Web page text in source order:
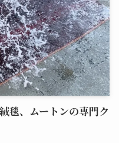
毯、ムートンの専門ク